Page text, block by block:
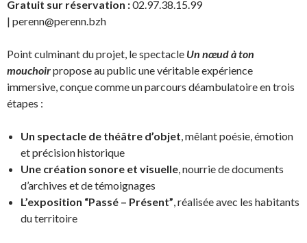
Gratuit sur réservation :02.97.38.15.99
| perenn@perenn.bzh
Point culminant du projet, le spectacle Un nœud à ton
mouchoirpropose au public une véritable expérience
immersive, conçue comme un parcours déambulatoire en trois
étapes :
Un spectacle de théâtre d’objet , mêlant poésie, émotion
et précision historique
Une création sonore et visuelle , nourrie de documents
d’archives et de témoignages
L’exposition “Passé – Présent” , réalisée avec les habitants
du territoire